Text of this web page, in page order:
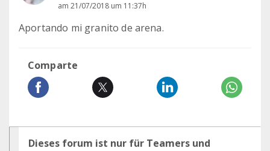
am 21/07/2018 um 11:37h
Aportando mi granito de arena.
Comparte
Dieses forum ist nur für Teamers und